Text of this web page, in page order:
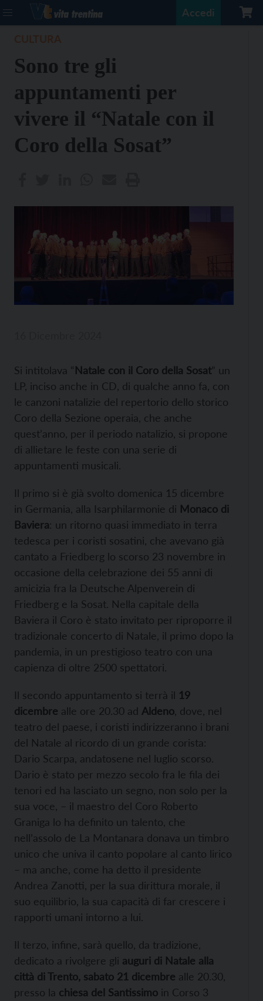
Accedi
Sono tre gli
appuntamenti per
vivere il “Natale con il
Coro della Sosat”
Si intitolava “Natale con il Coro della Sosat” un
LP, inciso anche in CD, di qualche anno fa, con
le canzoni natalizie del repertorio dello storico
Coro della Sezione operaia, che anche
quest’anno, per il periodo natalizio, si propone
di allietare le feste con una serie di
appuntamenti musicali.
Il primo si è già svolto domenica 15 dicembre
in Germania, alla Isarphilarmonie di Monaco di
Baviera: un ritorno quasi immediato in terra
tedesca per i coristi sosatini, che avevano già
cantato a Friedberg lo scorso 23 novembre in
occasione della celebrazione dei 55 anni di
amicizia fra la Deutsche Alpenverein di
Friedberg e la Sosat. Nella capitale della
Baviera il Coro è stato invitato per riproporre il
tradizionale concerto di Natale, il primo dopo la
pandemia, in un prestigioso teatro con una
capienza di oltre 2500 spettatori.
Il secondo appuntamento si terrà il 19
dicembre alle ore 20.30 ad Aldeno , dove, nel
teatro del paese, i coristi indirizzeranno i brani
del Natale al ricordo di un grande corista:
Dario Scarpa, andatosene nel luglio scorso.
Dario è stato per mezzo secolo fra le fila dei
tenori ed ha lasciato un segno, non solo per la
sua voce, – il maestro del Coro Roberto
Graniga lo ha definito un talento, che
nell’assolo de La Montanara donava un timbro
unico che univa il canto popolare al canto lirico
– ma anche, come ha detto il presidente
Andrea Zanotti, per la sua dirittura morale, il
suo equilibrio, la sua capacità di far crescere i
rapporti umani intorno a lui.
Il terzo, infine, sarà quello, da tradizione,
dedicato a rivolgere gli auguri di Natale alla
città di Trento, sabato 21 dicembre alle 20.30,
presso la chiesa del Santissimo in Corso 3